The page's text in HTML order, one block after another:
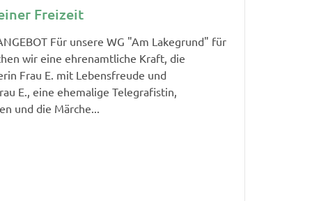
Freizeit
Für unsere WG "Am Lakegrund" für
wir eine ehrenamtliche Kraft, die
Frau E. mit Lebensfreude und
E., eine ehemalige Telegrafistin,
und die Märche...